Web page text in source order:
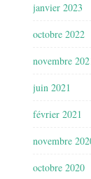
janvier 2023
octobre 2022
novembre
juin 2021
février 2021
novembre
octobre 2020